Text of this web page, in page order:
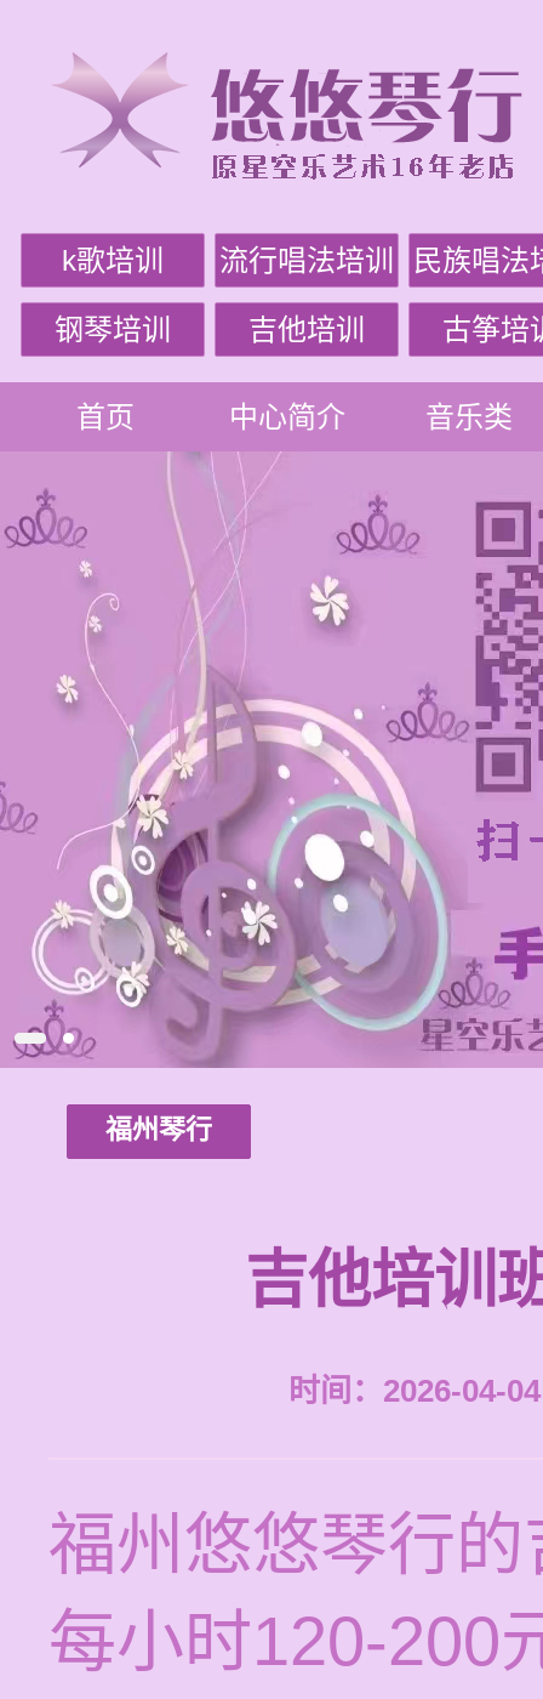
k歌培训 流行唱法培训 民族唱法
钢琴培训 吉他培训 古筝培
首页 中心简介 音乐类
福州琴行
吉他培训
时间：2026-04-
福州悠悠琴行
每小时120-200